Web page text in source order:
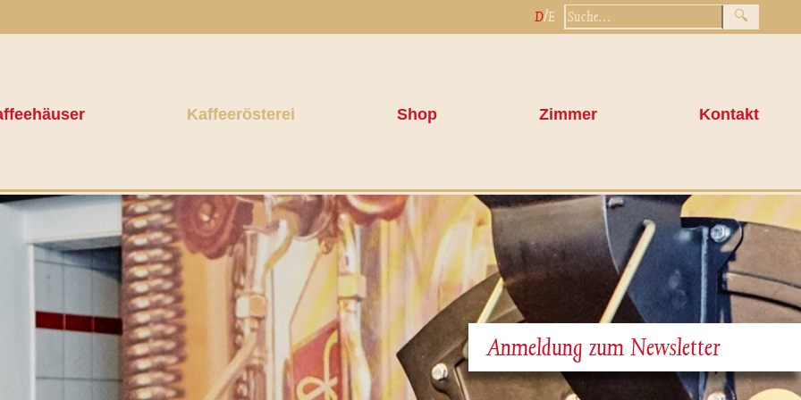
D/E
Kaffeerösterei Shop Zimmer Kontakt
Anmeldung zum Newsletter